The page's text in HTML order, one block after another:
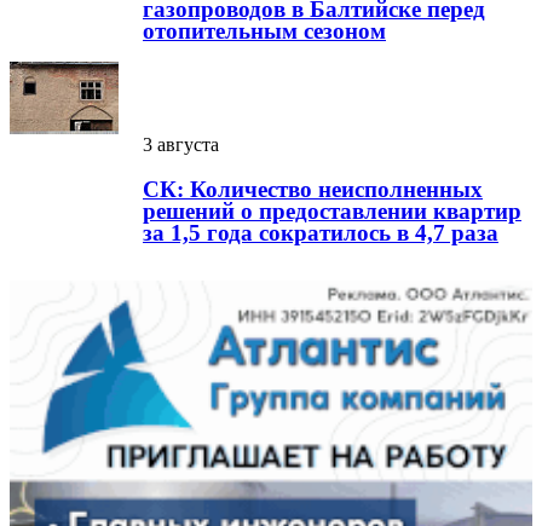
газопроводов в Балтийске перед
отопительным сезоном
3 августа
СК: Количество неисполненных
решений о предоставлении квартир
за 1,5 года сократилось в 4,7 раза